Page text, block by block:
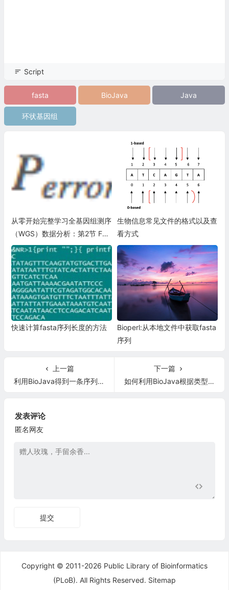
Script
fasta BioJava Java
环状基因组
从零开始完整学习全基因组测序
（WGS）数据分析：第2节 FAS
TA和FASTQ
生物信息常见文件的格式以及查
看方式
快速计算fasta序列长度的方法
Bioperl:从本地文件中获取fasta
序列
上一篇
利用BioJava得到一条序列或标志链的互补链
下一篇
如何利用BioJava根据类型来筛选特征
发表评论
匿名网友
提交
Copyright © 2011-2026 Public Library of Bioinformatics
(PLoB). All Rights Reserved. Sitemap